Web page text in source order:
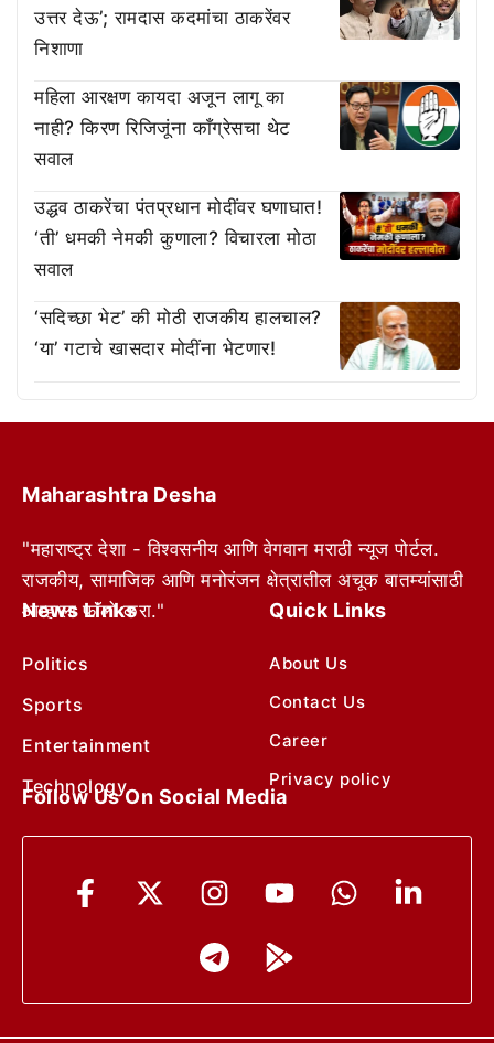
उत्तर देऊ’; रामदास कदमांचा ठाकरेंवर
निशाणा
महिला आरक्षण कायदा अजून लागू का
नाही? किरण रिजिजूंना काँग्रेसचा थेट
सवाल
उद्धव ठाकरेंचा पंतप्रधान मोदींवर घणाघात!
‘ती’ धमकी नेमकी कुणाला? विचारला मोठा
सवाल
‘सदिच्छा भेट’ की मोठी राजकीय हालचाल?
‘या’ गटाचे खासदार मोदींना भेटणार!
Maharashtra Desha
"महाराष्ट्र देशा - विश्वसनीय आणि वेगवान मराठी न्यूज पोर्टल.
राजकीय, सामाजिक आणि मनोरंजन क्षेत्रातील अचूक बातम्यांसाठी
आम्हाला फॉलो करा."
News Links
Politics
Sports
Entertainment
Technology
Quick Links
About Us
Contact Us
Career
Privacy policy
Follow Us On Social Media